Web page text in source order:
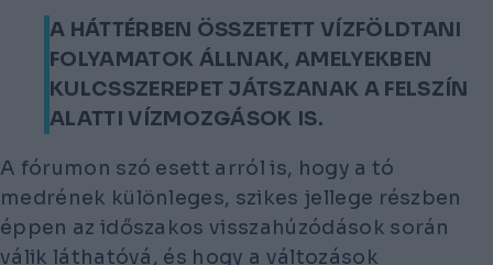
A HÁTTÉRBEN ÖSSZETETT VÍZFÖLDTANI
FOLYAMATOK ÁLLNAK, AMELYEKBEN
KULCSSZEREPET JÁTSZANAK A FELSZÍN
ALATTI VÍZMOZGÁSOK IS.
A fórumon szó esett arról is, hogy a tó
medrének különleges, szikes jellege részben
éppen az időszakos visszahúzódások során
válik láthatóvá, és hogy a változások